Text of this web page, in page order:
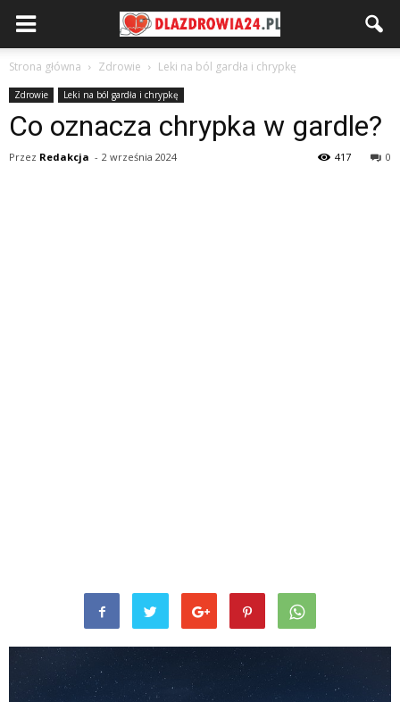
Strona główna Zdrowie Leki na ból gardła i chrypkę
Zdrowie Leki na ból gardła i chrypkę
Co oznacza chrypka w gardle?
Przez Redakcja - 2 września 2024 0
417